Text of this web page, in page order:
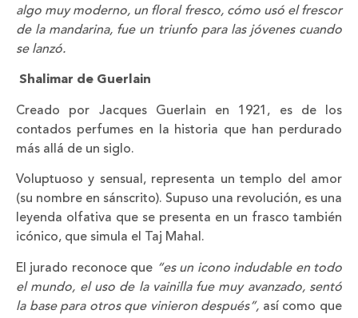
algo muy moderno, un floral fresco, cómo usó el frescor
de la mandarina, fue un triunfo para las jóvenes cuando
se lanzó.
Shalimar de Guerlain
Creado por Jacques Guerlain en 1921, es de los
contados perfumes en la historia que han perdurado
más allá de un siglo.
Voluptuoso y sensual, representa un templo del amor
(su nombre en sánscrito). Supuso una revolución, es una
leyenda olfativa que se presenta en un frasco también
icónico, que simula el Taj Mahal.
El jurado reconoce que “es un icono indudable en todo
el mundo, el uso de la vainilla fue muy avanzado, sentó
la base para otros que vinieron después”, así como que